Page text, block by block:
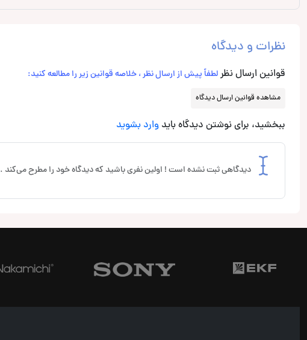
نظرات و دیدگاه
قوانین ارسال نظرلطفاً پیش از ارسال نظر ، خلاصه قوانین زیر را مطالعه کنید:
مشاهده قوانین ارسال دیدگاه
ببخشید، برای نوشتن دیدگاه باید وارد بشوید
دیدگاهی ثبت نشده است ! اولین نفری باشید که دیدگاه خود را مطرح می‌کند .